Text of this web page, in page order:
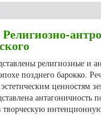
религиозные и
позднего барокко.
ценностям